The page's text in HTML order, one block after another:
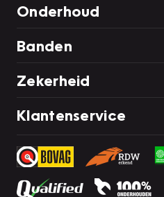
Onderhoud
Banden
Zekerheid
Klantenservice